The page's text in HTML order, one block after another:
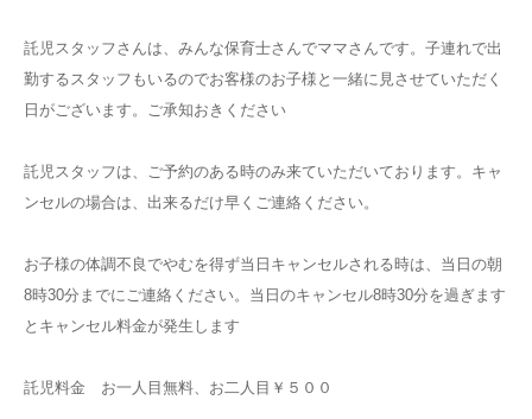
託児スタッフさんは、みんな保育士さんでママさんです。子連れで出
勤するスタッフもいるのでお客様のお子様と一緒に見させていただく
日がございます。ご承知おきください
託児スタッフは、ご予約のある時のみ来ていただいております。キャ
ンセルの場合は、出来るだけ早くご連絡ください。
お子様の体調不良でやむを得ず当日キャンセルされる時は、当日の朝
8時30分までにご連絡ください。当日のキャンセル8時30分を過ぎます
とキャンセル料金が発生します
託児料金 お一人目無料、お二人目￥５００